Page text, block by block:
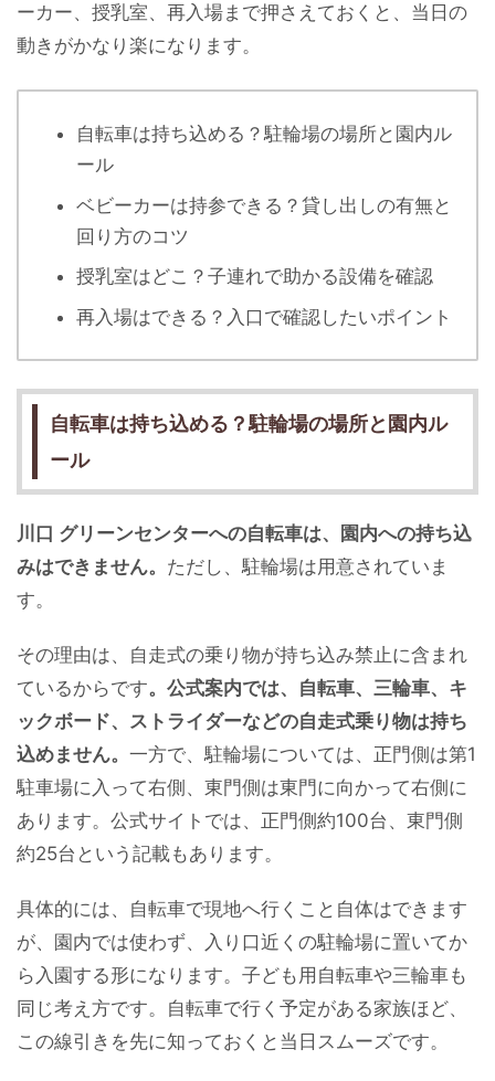
ーカー、授乳室、再入場まで押さえておくと、当日の
動きがかなり楽になります。
自転車は持ち込める？駐輪場の場所と園内ル
ール
ベビーカーは持参できる？貸し出しの有無と
回り方のコツ
授乳室はどこ？子連れで助かる設備を確認
再入場はできる？入口で確認したいポイント
自転車は持ち込める？駐輪場の場所と園内ル
ール
川口 グリーンセンターへの自転車は、園内への持ち込
みはできません。 ただし、駐輪場は用意されていま
す。
その理由は、自走式の乗り物が持ち込み禁止に含まれ
ているからです。公式案内では、自転車、三輪車、キ
ックボード、ストライダーなどの自走式乗り物は持ち
込めません。 一方で、駐輪場については、正門側は第1
駐車場に入って右側、東門側は東門に向かって右側に
あります。公式サイトでは、正門側約100台、東門側
約25台という記載もあります。
具体的には、自転車で現地へ行くこと自体はできます
が、園内では使わず、入り口近くの駐輪場に置いてか
ら入園する形になります。子ども用自転車や三輪車も
同じ考え方です。自転車で行く予定がある家族ほど、
この線引きを先に知っておくと当日スムーズです。